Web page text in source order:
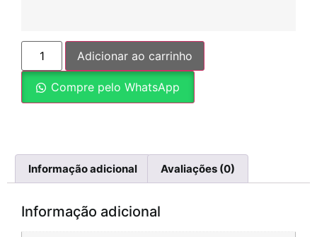
Adicionar ao carrinho
Compre pelo WhatsApp
Informação adicional Avaliações (0)
Informação adicional